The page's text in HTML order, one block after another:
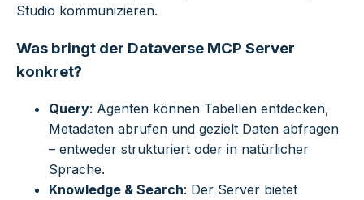
Studio kommunizieren.
Was bringt der Dataverse MCP Server
konkret?
Query: Agenten können Tabellen entdecken,
Metadaten abrufen und gezielt Daten abfragen
– entweder strukturiert oder in natürlicher
Sprache.
Knowledge & Search: Der Server bietet